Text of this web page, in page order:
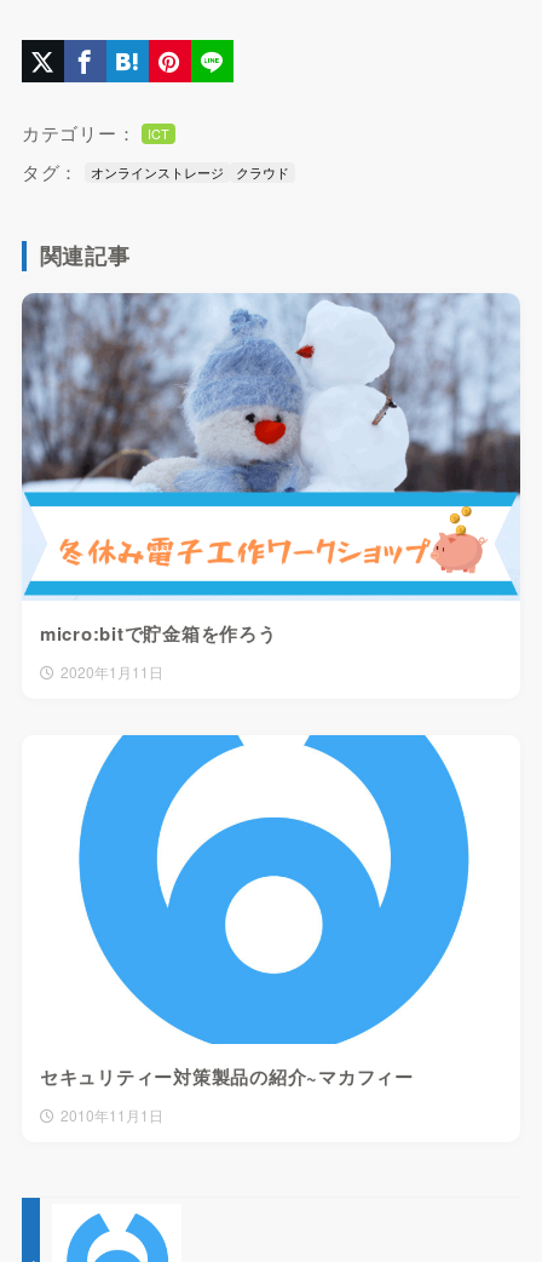
カテゴリー： ICT
タグ： オンラインストレージ クラウド
関連記事
micro:bitで貯金箱を作ろう
2020年1月11日
セキュリティー対策製品の紹介~マカフィー
2010年11月1日